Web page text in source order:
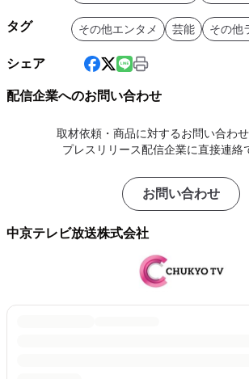
タグ その他エンタメ 芸能 その他
シェア
配信企業へのお問い合わせ
取材依頼・商品に対するお問い合わせ
プレスリリース配信企業に直接連絡
お問い合わせ
中京テレビ放送株式会社